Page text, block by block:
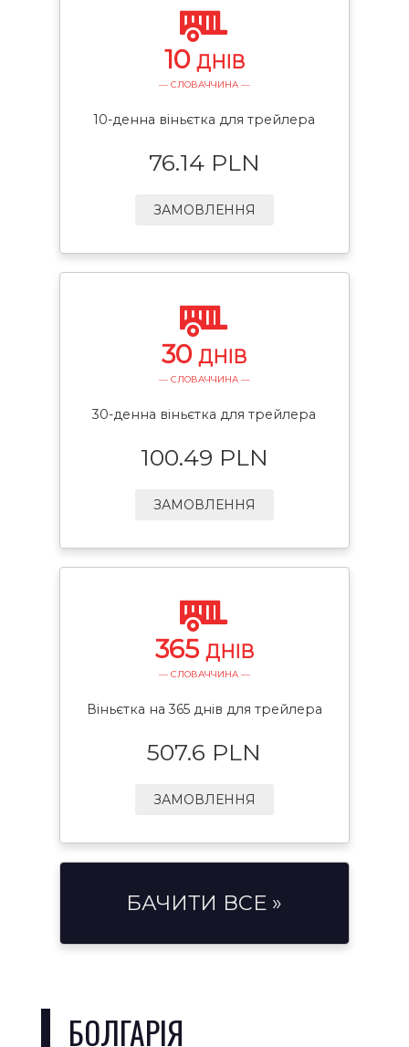
10 ДНІВ
— СЛОВАЧЧИНА —
10-денна віньєтка для трейлера
76.14 PLN
ЗАМОВЛЕННЯ
30ДНІВ
— СЛОВАЧЧИНА —
30-денна віньєтка для трейлера
100.49 PLN
ЗАМОВЛЕННЯ
365 ДНІВ
— СЛОВАЧЧИНА —
Віньєтка на 365 днів для трейлера
507.6 PLN
ЗАМОВЛЕННЯ
БАЧИТИ ВСЕ »
БОЛГАРІЯ